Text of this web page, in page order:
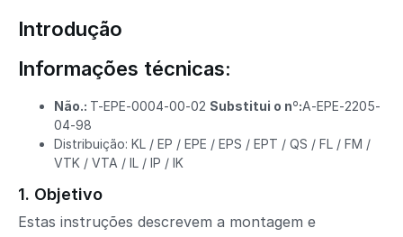
Introdução
Informações técnicas:
Não.: T-EPE-0004-00-02 Substitui o nº:A-EPE-2205-
04-98
Distribuição: KL / EP / EPE / EPS / EPT / QS / FL / FM /
VTK / VTA / IL / IP / IK
1. Objetivo
Estas instruções descrevem a montagem e